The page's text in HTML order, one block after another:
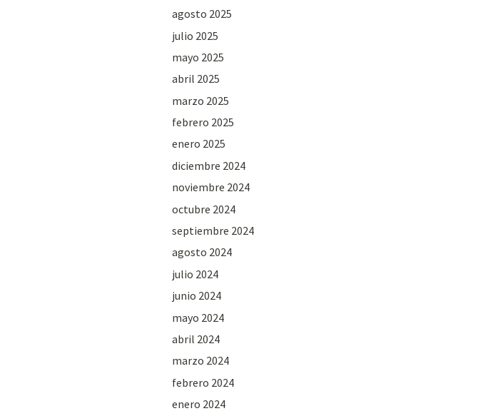
agosto 2025
julio 2025
mayo 2025
abril 2025
marzo 2025
febrero 2025
enero 2025
diciembre 2024
noviembre 2024
octubre 2024
septiembre 2024
agosto 2024
julio 2024
junio 2024
mayo 2024
abril 2024
marzo 2024
febrero 2024
enero 2024